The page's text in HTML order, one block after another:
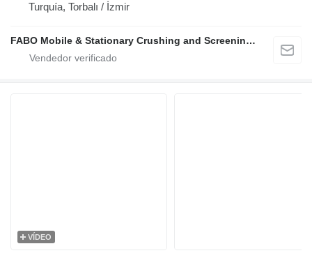
Turquía, Torbalı / İzmir
FABO Mobile & Stationary Crushing and Screening Plants | Concrete Batching Plants Manufacturer
VÍDEO